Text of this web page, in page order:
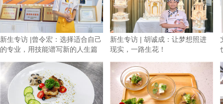
新生专访 |曾令宏：选择适合自己
的专业，用技能谱写新的人生篇
新生专访 | 胡诚成：让梦想照进
现实，一路生花！